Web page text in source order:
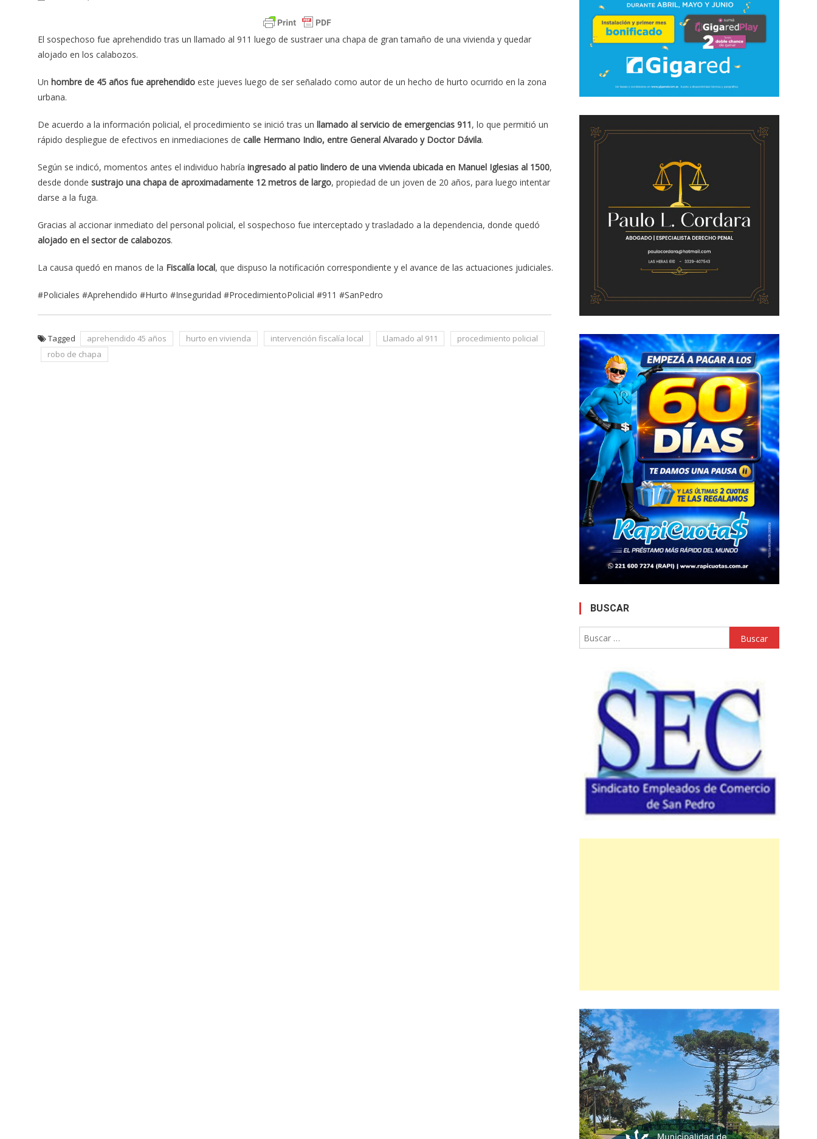
El sospechoso fue aprehendido tras un llamado al 911 luego de sustraer una chapa de gran tamaño de una vivienda y quedar
alojado en los calabozos.
Un hombre de 45 años fue aprehendido este jueves luego de ser señalado como autor de un hecho de hurto ocurrido en la zona
urbana.
De acuerdo a la información policial, el procedimiento se inició tras un llamado al servicio de emergencias 911, lo que permitió un
rápido despliegue de efectivos en inmediaciones de calle Hermano Indio, entre General Alvarado y Doctor Dávila.
Según se indicó, momentos antes el individuo habría ingresado al patio lindero de una vivienda ubicada en Manuel Iglesias al 1500,
desde donde sustrajo una chapa de aproximadamente 12 metros de largo, propiedad de un joven de 20 años, para luego intentar
darse a la fuga.
Gracias al accionar inmediato del personal policial, el sospechoso fue interceptado y trasladado a la dependencia, donde quedó
alojado en el sector de calabozos.
La causa quedó en manos de la Fiscalía local, que dispuso la notificación correspondiente y el avance de las actuaciones judiciales.
#Policiales #Aprehendido #Hurto #Inseguridad #ProcedimientoPolicial #911 #SanPedro
Tagged aprehendido 45 años hurto en vivienda intervención fiscalía local Llamado al 911
procedimiento policial
robo de chapa
BUSCAR
Buscar: